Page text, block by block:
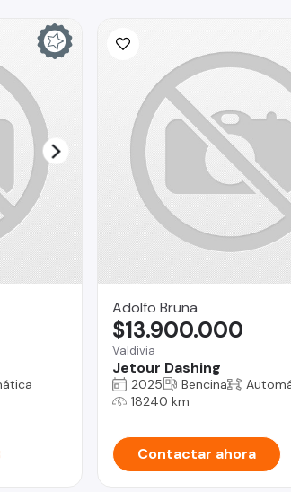
Adolfo Bruna
Valdivia
Jetour Dashing
$13.900.000
2025 Bencina
18240 km
Contactar ahora